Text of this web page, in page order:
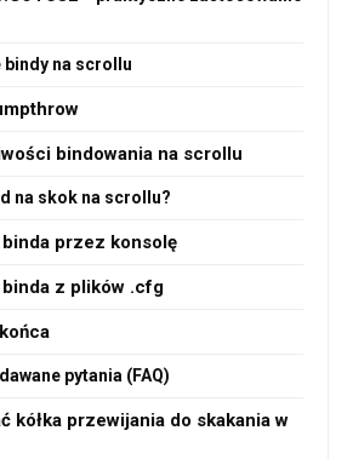
bindy na scrollu
bindowania na scrollu
na skok na scrollu?
przez konsolę
z plików .cfg
pytania (FAQ)
kółka przewijania do skakania w